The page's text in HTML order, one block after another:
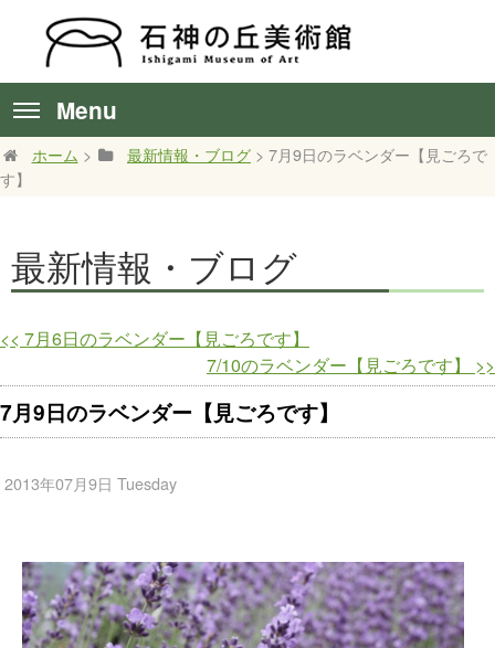
Menu
ホーム > 最新情報・ブログ > 7月9日のラベンダー【見ごろで
す】
最新情報・ブログ
<< 7月6日のラベンダー【見ごろです】
7/10のラベンダー【見ごろです】 >>
7月9日のラベンダー【見ごろです】
2013年07月9日 Tuesday